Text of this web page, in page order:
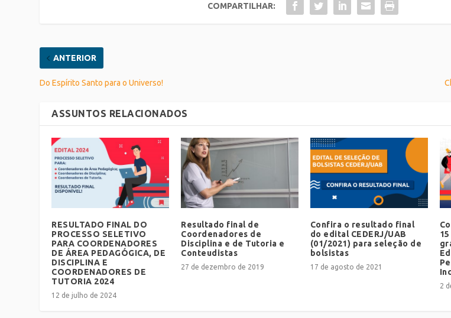
COMPARTILHAR:
ANTERIOR
Do Espírito Santo para o Universo!
ASSUNTOS RELACIONADOS
RESULTADO FINAL DO
PROCESSO SELETIVO
PARA COORDENADORES
DE ÁREA PEDAGÓGICA, DE
DISCIPLINA E
COORDENADORES DE
TUTORIA 2024
12 de julho de 2024
Resultado final de
Coordenadores de
Disciplina e de Tutoria e
Conteudistas
27 de dezembro de 2019
Confira o resultado final
do edital CEDERJ/UAB
(01/2021) para seleção de
bolsistas
17 de agosto de 2021
2